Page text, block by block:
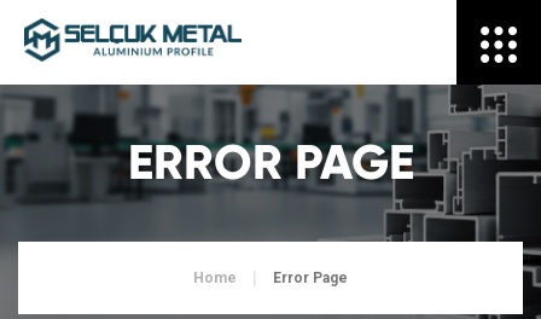
ERROR PAGE
Home Error Page